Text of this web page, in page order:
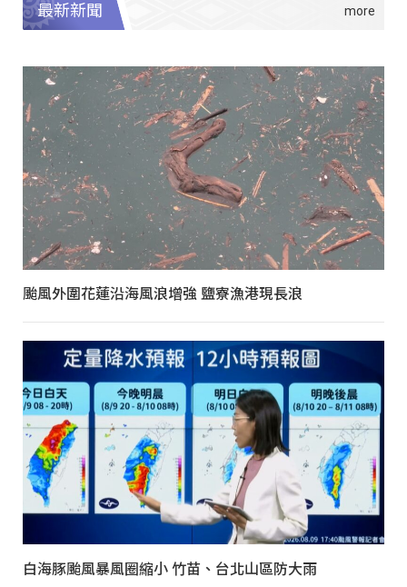
最新新聞
颱風外圍花蓮沿海風浪增強 鹽寮漁港現長浪
白海豚颱風暴風圈縮小 竹苗、台北山區防大雨